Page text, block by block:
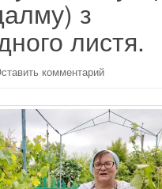
з
листя.
комментарий